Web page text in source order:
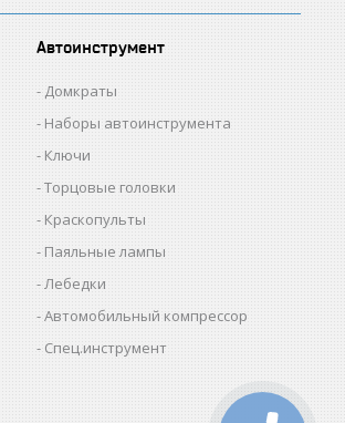
Автоинструмент
Домкраты
Наборы автоинструмента
Ключи
Торцовые головки
Краскопульты
Паяльные лампы
Лебедки
Автомобильный компрессор
Спец.инструмент